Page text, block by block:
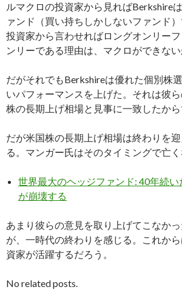
ルマクロの投資家から見ればBerkshire
ァンド（買い持ちしかしないファンド
投資家から言わせればロングオンリー
ンリーである理由は、マクロができない
だがそれでもBerkshireは優れた個別株
いパフォーマンスを上げた。それは彼
株の長期上げ相場と見事に一致したから
だが米国株の長期上げ相場は終わりを
る。マンガー氏はそのタイミングで亡く
世界最大のヘッジファンド: 40年続
が崩壊する
あまり彼らの意見を取り上げてこなか
が、一時代の終わりを感じる。これか
資家が活躍するだろう。
No related posts.